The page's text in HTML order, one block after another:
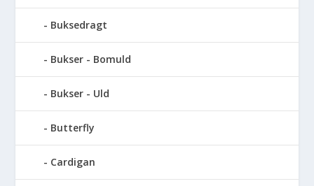
Buksedragt
Bukser - Bomuld
Bukser - Uld
Butterfly
Cardigan